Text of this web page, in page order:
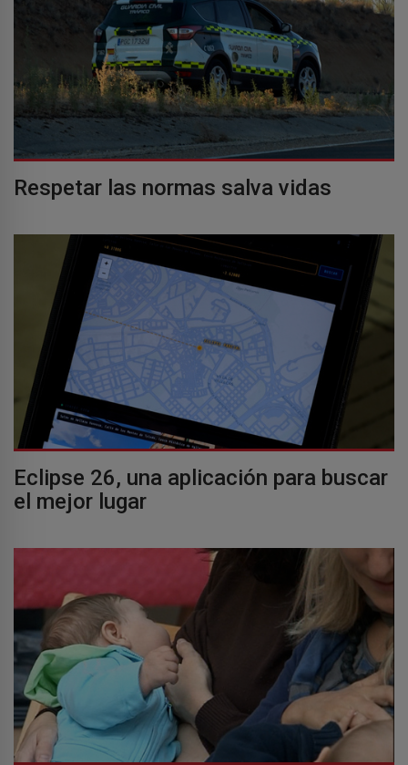
Respetar las normas salva vidas
Eclipse 26, una aplicación para buscar
el mejor lugar